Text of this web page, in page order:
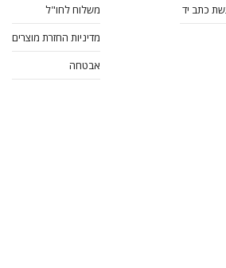
כתב יד
משלוח לחו"ל
מדיניות החזרת מוצרים
אבטחה